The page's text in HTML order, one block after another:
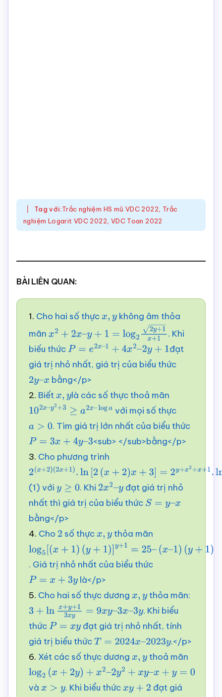
Tag với:Trắc nghiệm HS mũ VDC 2022, Trắc
nghiệm Logarit VDC 2022, VDC Toan 2022
BÀI LIÊN QUAN:
1. Cho hai số thựcx,y không âm thỏa
mãn x2 +2 x–y+1 =log 22y+1x+1
. Khi
biếu thứcP=e2x–1 + 4x 2–2y+1
đạt
giá trị nhỏ nhất, giá trị của biểu thức
2y–
x
bằng</p>
2. Biếtx,y là các số thực thoả mãn
102x – 2+ 3≥ a2x –
loga
với mọi số thực
a >0
. Tìm giá trị lớn nhất của biểu thức
P=3x+4 y– 3
<sub> </sub>bằng</p>
3. Cho phương trình
2(x +2)
(2x+1) .ln [2 (x +2) x+3]=2y+x 2+x+1 lnx2
(1) với y ≥0 . Khi 2x2–
y
đạt giá trị nhỏ
nhất thì giá trị của biểu thức S=y–x
bằng</p>
4. Cho 2 số thựcx,y thỏa mãn
log5 [(x +1)
( y+1)]y +1=25–
(x –1 )( y+1)
. Giá trị nhỏ nhất của biểu thức
P=x+ 3 y
là</p>
5. Cho hai số thực dương x,y thỏa mãn:
3 +ln x+ y+13xy =9 xy–3x–3y . Khi biểu
thứcP=xy
đạt giá trị nhỏ nhất, tính
giá trị biểu thứcT=2024x–2023y .</p>
6. Xét các số thực dương x,y thoả mãn
log2 (x+2y)+x 2–
2y 2+ xy –x+y=0
và x> y . Khi biểu thứcxy+2 đạt giá